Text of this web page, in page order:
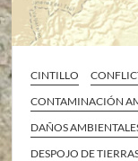
CINTILLO
CONTAMINACIÓN
DAÑOS
DESPOJO DE